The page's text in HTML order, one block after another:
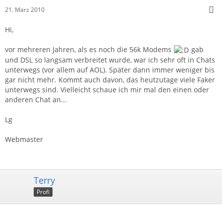
21. März 2010
Hi,
vor mehreren Jahren, als es noch die 56k Modems
gab
und DSL so langsam verbreitet wurde, war ich sehr oft in Chats
unterwegs (vor allem auf AOL). Später dann immer weniger bis
gar nicht mehr. Kommt auch davon, das heutzutage viele Faker
unterwegs sind. Vielleicht schaue ich mir mal den einen oder
anderen Chat an...
Lg
Webmaster
Terry
Profi